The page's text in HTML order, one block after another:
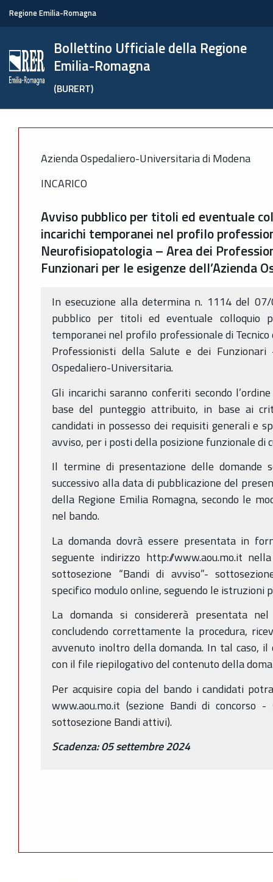
Regione Emilia-Romagna
Bollettino Ufficiale della Regione
Emilia-Romagna
(BURERT)
Azienda Ospedaliero-Universitaria di Modena
INCARICO
Avviso pubblico per titoli ed eventuale
incarichi temporanei nel profilo
Neurofisiopatologia – Area dei
Funzionari per le esigenze dell’Azienda
In esecuzione alla determina n. 1114 del
pubblico per titoli ed eventuale colloquio
temporanei nel profilo professionale di
Professionisti della Salute e dei Funzionari
Ospedaliero-Universitaria.
Gli incarichi saranno conferiti secondo
base del punteggio attribuito, in base ai
candidati in possesso dei requisiti generali e
avviso, per i posti della posizione funzionale di
Il termine di presentazione delle domande
successivo alla data di pubblicazione del
della Regione Emilia Romagna, secondo le
nel bando.
La domanda dovrà essere presentata in
seguente indirizzo http://www.aou.mo.it
sottosezione “Bandi di avviso”-
specifico modulo online, seguendo le istruzioni
La domanda si considererà presentata
concludendo correttamente la procedura,
avvenuto inoltro della domanda. In tal caso,
con il file riepilogativo del contenuto della
Per acquisire copia del bando i candidati
www.aou.mo.it (sezione Bandi di concorso
sottosezione Bandi attivi).
Scadenza: 05 settembre 2024